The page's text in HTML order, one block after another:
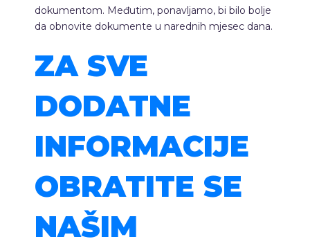
dokumentom. Međutim, ponavljamo, bi bilo bolje
da obnovite dokumente u narednih mjesec dana.
ZA SVE
DODATNE
INFORMACIJE
OBRATITE SE
NAŠIM